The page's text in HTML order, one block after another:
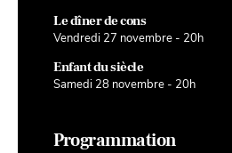
Le dîner de cons
Vendredi 27 novembre - 20h
Enfant du siècle
Samedi 28 novembre - 20h
Programmation